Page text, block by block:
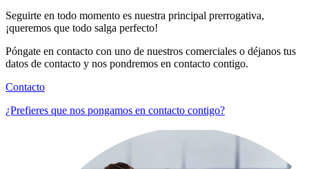
Seguirte en todo momento es nuestra principal prerrogativa,
¡queremos que todo salga perfecto!
Póngate en contacto con uno de nuestros comerciales o déjanos tus
datos de contacto y nos pondremos en contacto contigo.
Contacto
¿Prefieres que nos pongamos en contacto contigo?